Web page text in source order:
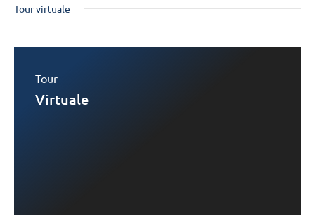
Tour virtuale
Tour
Virtuale